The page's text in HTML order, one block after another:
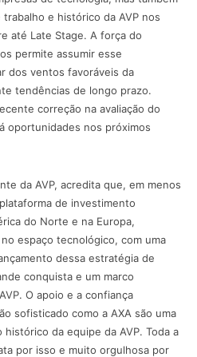
e histórico da AVP nos
até Late Stage. A força do
permite assumir esse
dos ventos favoráveis da
tendências de longo prazo.
correção na avaliação do
oportunidades nos próximos
da AVP, acredita que, em menos
de investimento
do Norte e na Europa,
espaço tecnológico, com uma
dessa estratégia de
conquista e um marco
O apoio e a confiança
sofisticado como a AXA são uma
da equipe da AVP. Toda a
por isso e muito orgulhosa por